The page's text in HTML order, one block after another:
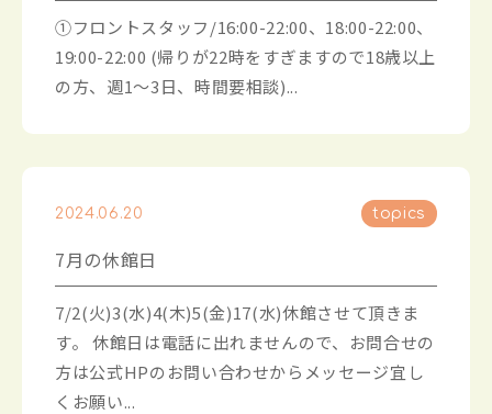
①フロントスタッフ/16:00-22:00、18:00-22:00、
19:00-22:00 (帰りが22時をすぎますので18歳以上
の方、週1〜3日、時間要相談)...
2024.06.20 topics
7月の休館日
7/2(火)3(水)4(木)5(金)17(水)休館させて頂きま
す。 休館日は電話に出れませんので、お問合せの
方は公式HPのお問い合わせからメッセージ宜し
くお願い...